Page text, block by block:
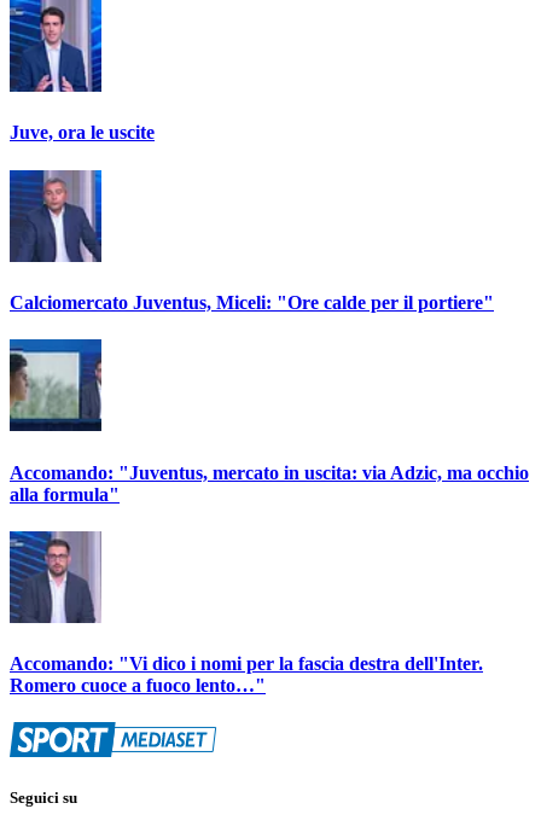
Juve, ora le uscite
Calciomercato Juventus, Miceli: "Ore calde per il portiere"
Accomando: "Juventus, mercato in uscita: via Adzic, ma occhio
alla formula"
Accomando: "Vi dico i nomi per la fascia destra dell'Inter.
Romero cuoce a fuoco lento…"
Seguici su